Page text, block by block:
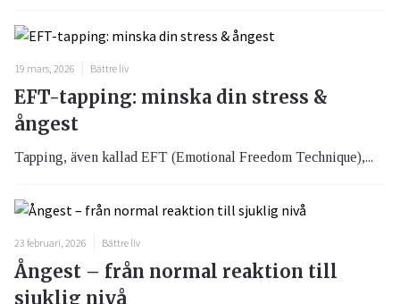
19 mars, 2026 Bättre liv
EFT-tapping: minska din stress &
ångest
Tapping, även kallad EFT (Emotional Freedom Technique),...
23 februari, 2026 Bättre liv
Ångest – från normal reaktion till
sjuklig nivå